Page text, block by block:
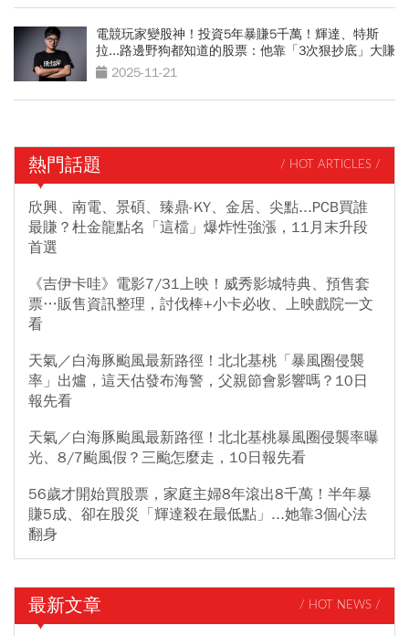
電競玩家變股神！投資5年暴賺5千萬！輝達、特斯
拉...路邊野狗都知道的股票：他靠「3次狠抄底」大賺
2025-11-21
熱門話題 / HOT ARTICLES /
欣興、南電、景碩、臻鼎-KY、金居、尖點...PCB買誰
最賺？杜金龍點名「這檔」爆炸性強漲，11月末升段
首選
《吉伊卡哇》電影7/31上映！威秀影城特典、預售套
票…販售資訊整理，討伐棒+小卡必收、上映戲院一文
看
天氣／白海豚颱風最新路徑！北北基桃「暴風圈侵襲
率」出爐，這天估發布海警，父親節會影響嗎？10日
報先看
天氣／白海豚颱風最新路徑！北北基桃暴風圈侵襲率曝
光、8/7颱風假？三颱怎麼走，10日報先看
56歲才開始買股票，家庭主婦8年滾出8千萬！半年暴
賺5成、卻在股災「輝達殺在最低點」...她靠3個心法
翻身
最新文章 / HOT NEWS /